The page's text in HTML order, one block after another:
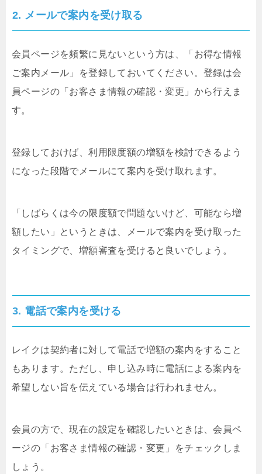
2. メールで案内を受け取る
会員ページを頻繁に見ないという方は、「お得な情報
ご案内メール」を登録しておいてください。登録は会
員ページの「お客さま情報の確認・変更」から行えま
す。
登録しておけば、利用限度額の増額を検討できるよう
になった段階でメールにて案内を受け取れます。
「しばらくは今の限度額で問題ないけど、可能なら増
額したい」というときは、メールで案内を受け取った
タイミングで、増額審査を受けると良いでしょう。
3. 電話で案内を受ける
レイクは契約者に対して電話で増額の案内をすること
もあります。ただし、申し込み時に電話による案内を
希望しない旨を伝えている場合は行われません。
会員の方で、現在の設定を確認したいときは、会員ペ
ージの「お客さま情報の確認・変更」をチェックしま
しょう。